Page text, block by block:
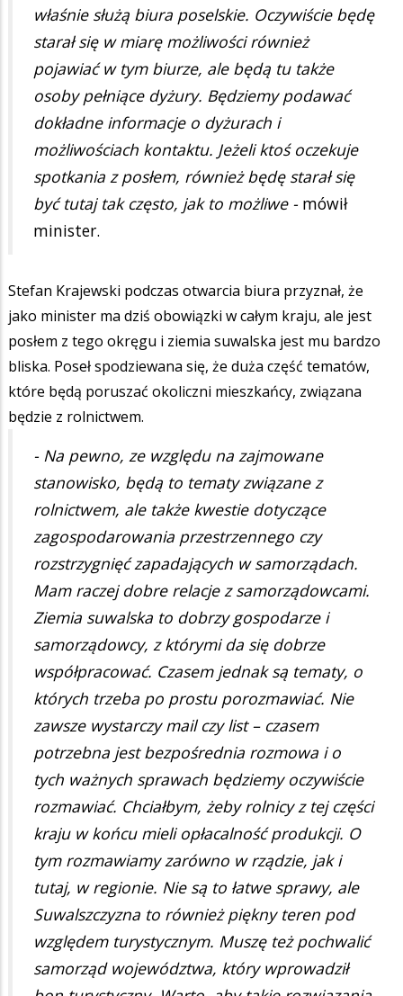
właśnie służą biura poselskie. Oczywiście będę
starał się w miarę możliwości również
pojawiać w tym biurze, ale będą tu także
osoby pełniące dyżury. Będziemy podawać
dokładne informacje o dyżurach i
możliwościach kontaktu. Jeżeli ktoś oczekuje
spotkania z posłem, również będę starał się
być tutaj tak często, jak to możliwe - mówił
minister.
Stefan Krajewski podczas otwarcia biura przyznał, że
jako minister ma dziś obowiązki w całym kraju, ale jest
posłem z tego okręgu i ziemia suwalska jest mu bardzo
bliska. Poseł spodziewana się, że duża część tematów,
które będą poruszać okoliczni mieszkańcy, związana
będzie z rolnictwem.
- Na pewno, ze względu na zajmowane
stanowisko, będą to tematy związane z
rolnictwem, ale także kwestie dotyczące
zagospodarowania przestrzennego czy
rozstrzygnięć zapadających w samorządach.
Mam raczej dobre relacje z samorządowcami.
Ziemia suwalska to dobrzy gospodarze i
samorządowcy, z którymi da się dobrze
współpracować. Czasem jednak są tematy, o
których trzeba po prostu porozmawiać. Nie
zawsze wystarczy mail czy list – czasem
potrzebna jest bezpośrednia rozmowa i o
tych ważnych sprawach będziemy oczywiście
rozmawiać. Chciałbym, żeby rolnicy z tej części
kraju w końcu mieli opłacalność produkcji. O
tym rozmawiamy zarówno w rządzie, jak i
tutaj, w regionie. Nie są to łatwe sprawy, ale
Suwalszczyzna to również piękny teren pod
względem turystycznym. Muszę też pochwalić
samorząd województwa, który wprowadził